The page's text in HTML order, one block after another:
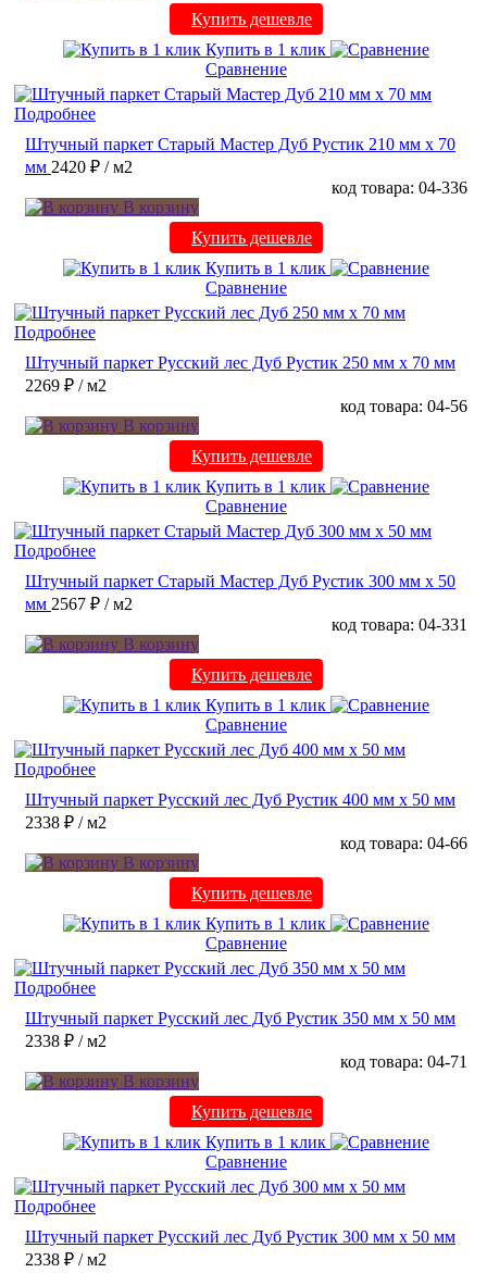
Купить дешевле
Купить в 1 клик
Сравнение
Подробнее
Штучный паркет Старый Мастер Дуб Рустик 210 мм х 70
мм 2420 ₽ / м2
код товара: 04-336
В корзину
Купить дешевле
Купить в 1 клик
Сравнение
Подробнее
Штучный паркет Русский лес Дуб Рустик 250 мм х 70 мм
2269 ₽ / м2
код товара: 04-56
В корзину
Купить дешевле
Купить в 1 клик
Сравнение
Подробнее
Штучный паркет Старый Мастер Дуб Рустик 300 мм х 50
мм 2567 ₽ / м2
код товара: 04-331
В корзину
Купить дешевле
Купить в 1 клик
Сравнение
Подробнее
Штучный паркет Русский лес Дуб Рустик 400 мм х 50 мм
2338 ₽ / м2
код товара: 04-66
В корзину
Купить дешевле
Купить в 1 клик
Сравнение
Подробнее
Штучный паркет Русский лес Дуб Рустик 350 мм х 50 мм
2338 ₽ / м2
код товара: 04-71
В корзину
Купить дешевле
Купить в 1 клик
Сравнение
Подробнее
Штучный паркет Русский лес Дуб Рустик 300 мм х 50 мм
2338 ₽ / м2